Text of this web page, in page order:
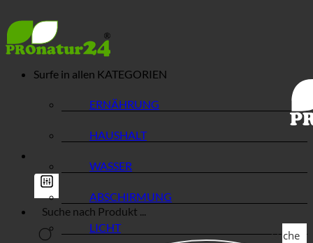
Suche
Surfe in allen KATEGORIEN
ERNÄHRUNG
HAUSHALT
WASSER
ABSCHIRMUNG
LICHT